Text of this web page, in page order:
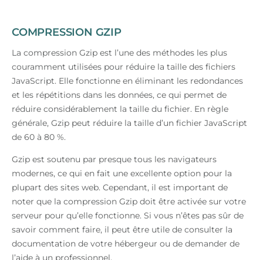
COMPRESSION GZIP
La compression Gzip est l’une des méthodes les plus
couramment utilisées pour réduire la taille des fichiers
JavaScript. Elle fonctionne en éliminant les redondances
et les répétitions dans les données, ce qui permet de
réduire considérablement la taille du fichier. En règle
générale, Gzip peut réduire la taille d’un fichier JavaScript
de 60 à 80 %.
Gzip est soutenu par presque tous les navigateurs
modernes, ce qui en fait une excellente option pour la
plupart des sites web. Cependant, il est important de
noter que la compression Gzip doit être activée sur votre
serveur pour qu’elle fonctionne. Si vous n’êtes pas sûr de
savoir comment faire, il peut être utile de consulter la
documentation de votre hébergeur ou de demander de